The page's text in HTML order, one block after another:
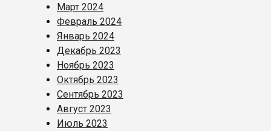
Март 2024
Февраль 2024
Январь 2024
Декабрь 2023
Ноябрь 2023
Октябрь 2023
Сентябрь 2023
Август 2023
Июль 2023